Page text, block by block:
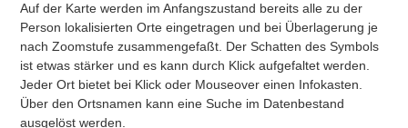
Auf der Karte werden im Anfangszustand bereits alle zu der
Person lokalisierten Orte eingetragen und bei Überlagerung je
nach Zoomstufe zusammengefaßt. Der Schatten des Symbols
ist etwas stärker und es kann durch Klick aufgefaltet werden.
Jeder Ort bietet bei Klick oder Mouseover einen Infokasten.
Über den Ortsnamen kann eine Suche im Datenbestand
ausgelöst werden.